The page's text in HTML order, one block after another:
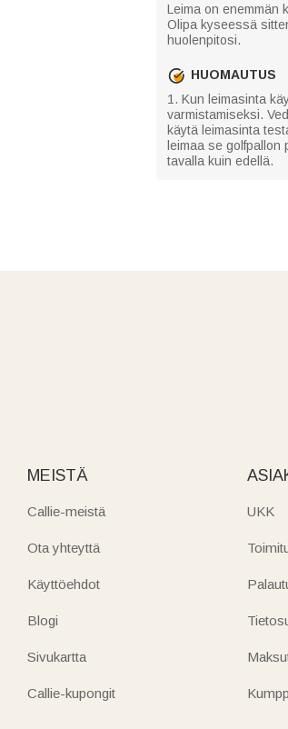
Leima on enemmän
Olipa kyseessä
huolenpitosi.
HUOMAUTUS
1. Kun leimasinta
varmistamiseksi.
käytä leimasinta
leimaa se golfpallon
tavalla kuin edellä.
MEISTÄ
Callie-meistä
Ota yhteyttä
Käyttöehdot
Blogi
Sivukartta
Callie-kupongit
UKK